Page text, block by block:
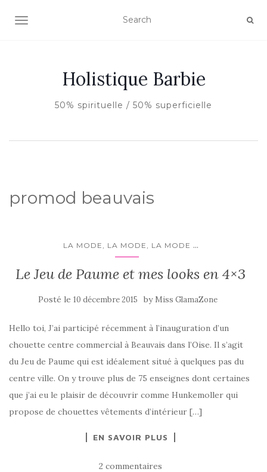
AFFICHER/MASQUER LA NAVIGATION
Holistique Barbie
50% spirituelle / 50% superficielle
promod beauvais
LA MODE, LA MODE, LA MODE ...
Le Jeu de Paume et mes looks en 4×3
Posté le 10 décembre 2015 by Miss GlamaZone
Hello toi, J’ai participé récemment à l’inauguration d’un
chouette centre commercial à Beauvais dans l’Oise. Il s’agit
du Jeu de Paume qui est idéalement situé à quelques pas du
centre ville. On y trouve plus de 75 enseignes dont certaines
que j’ai eu le plaisir de découvrir comme Hunkemoller qui
propose de chouettes vêtements d’intérieur […]
EN SAVOIR PLUS
2 commentaires